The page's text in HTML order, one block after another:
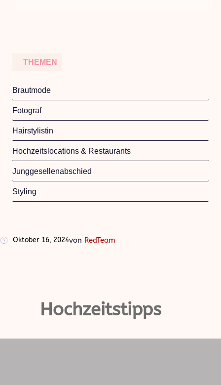
THEMEN
Brautmode
Fotograf
Hairstylistin
Hochzeitslocations & Restaurants
Junggesellenabschied
Styling
Oktober 16, 2024von RedTeam
Hochzeitstipps